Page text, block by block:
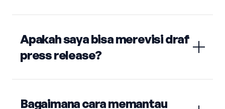
Apakah saya bisa merevisi draf
press release?
Bagaimana cara memantau